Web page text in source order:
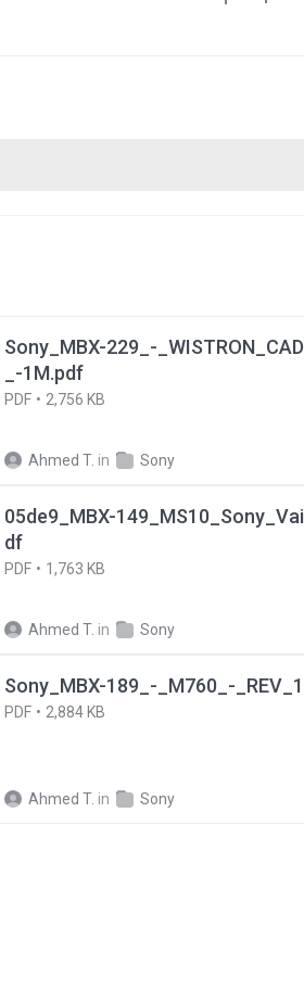
Sony_MBX-229_-
_-1M.pdf
PDF 2,756 KB
Ahmed T. in Sony
05de9_MBX-
df
PDF 1,763 KB
Ahmed T. in Sony
Sony_MBX-189_-_M760_-
PDF 2,884 KB
Ahmed T. in Sony